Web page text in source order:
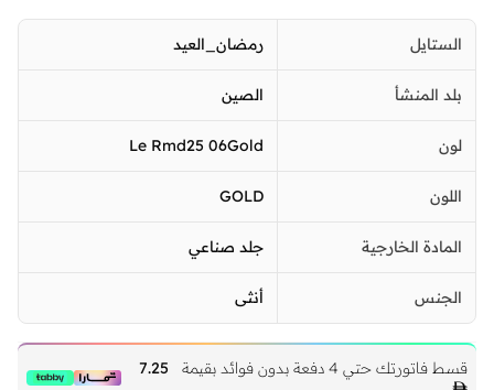
الستايل رمضان_العيد
بلد المنشأ الصين
لون Le Rmd25 06Gold
اللون GOLD
المادة الخارجية جلد صناعي
الجنس أنثى
قسط فاتورتك حتي 4 دفعة بدون فوائد بقيمة
7.25